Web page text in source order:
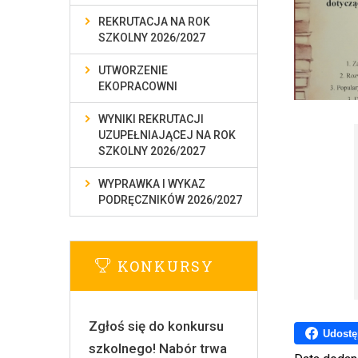
REKRUTACJA NA ROK
SZKOLNY 2026/2027
UTWORZENIE
EKOPRACOWNI
WYNIKI REKRUTACJI
UZUPEŁNIAJĄCEJ NA ROK
SZKOLNY 2026/2027
WYPRAWKA I WYKAZ
PODRĘCZNIKÓW 2026/2027
KONKURSY
Zgłoś się do konkursu
szkolnego! Nabór trwa